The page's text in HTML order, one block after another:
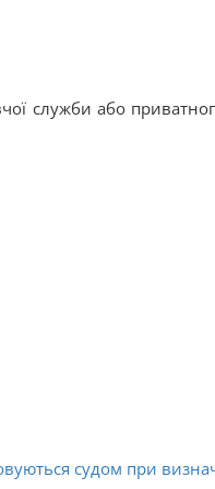
служби або
судом при